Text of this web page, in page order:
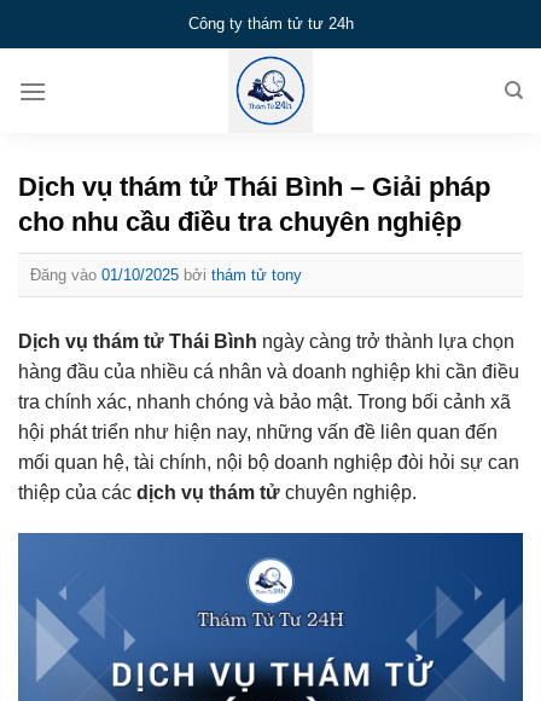
qua
dung
Công ty thám tử tư 24h
Dịch vụ thám tử Thái Bình – Giải pháp
cho nhu cầu điều tra chuyên nghiệp
Đăng vào 01/10/2025 bởi thám tử tony
Dịch vụ thám tử Thái Bình ngày càng trở thành lựa chọn
hàng đầu của nhiều cá nhân và doanh nghiệp khi cần điều
tra chính xác, nhanh chóng và bảo mật. Trong bối cảnh xã
hội phát triển như hiện nay, những vấn đề liên quan đến
mối quan hệ, tài chính, nội bộ doanh nghiệp đòi hỏi sự can
thiệp của các dịch vụ thám tử chuyên nghiệp.